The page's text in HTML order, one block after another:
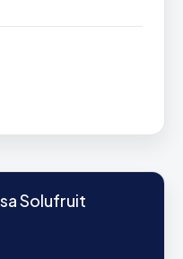
Solufruit